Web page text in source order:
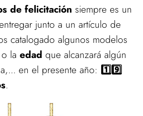
de felicitación siempre es un
junto a un artículo de
catalogado algunos modelos
o la edad que alcanzará algún
en el presente año: 1️⃣9️⃣
.